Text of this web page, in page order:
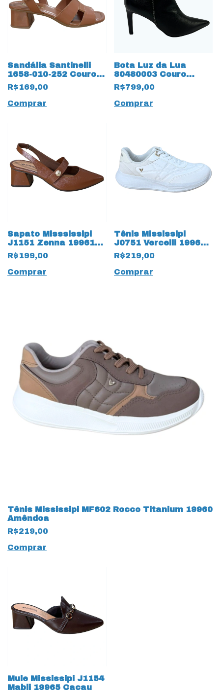
Sandália Santinelli
1658-010-252 Couro
Natural
R$169,00
Comprar
Bota Luz da Lua
80480003 Couro
Natural Saara 17217
Preto
R$799,00
Comprar
Sapato Misssissipi
J1151 Zenna 19961
Tabaco
R$199,00
Comprar
Tênis Mississipi
J0751 Vercelli 19963
New White
R$219,00
Comprar
Tênis Mississipi MF602 Rocco Titanium 19960
Amêndoa
R$219,00
Comprar
Mule Mississipi J1154
Mabli 19965 Cacau